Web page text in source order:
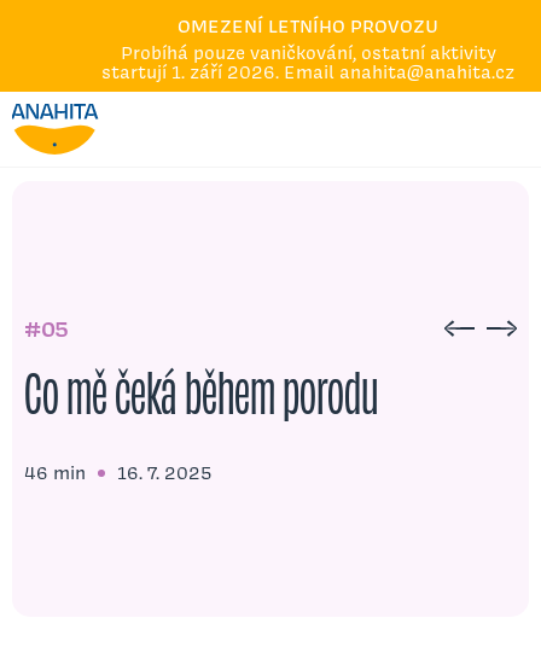
OMEZENÍ LETNÍHO PROVOZU
Probíhá pouze vaničkování, ostatní aktivity
startují 1. září 2026. Email anahita@anahita.cz
Kalendář
O nás
#05
Co mě čeká během porodu
46 min 16. 7. 2025